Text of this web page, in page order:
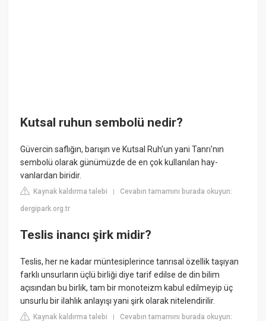
Kutsal ruhun sembolü nedir?
Güvercin saflığın, barışın ve Kutsal Ruh'un yani Tanrı'nın
sembolü olarak günümüzde de en çok kullanılan hay-
vanlardan biridir.
Kaynak kaldırma talebi |Cevabın tamamını burada okuyun:
dergipark.org.tr
Teslis inancı şirk midir?
Teslis, her ne kadar müntesiplerince tanrısal özellik taşıyan
farklı unsurların üçlü birliği diye tarif edilse de din bilim
açısından bu birlik, tam bir monoteizm kabul edilmeyip üç
unsurlu bir ilahlık anlayışı yani şirk olarak nitelendirilir.
Kaynak kaldırma talebi |Cevabın tamamını burada okuyun: